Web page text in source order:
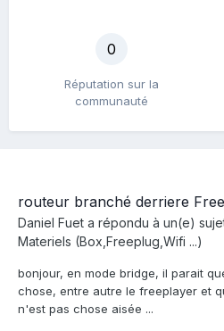
0
Réputation sur la
communauté
routeur branché derriere
Daniel Fuet a répondu à un(e)
Materiels (Box,Freeplug,Wifi ...)
bonjour, en mode bridge, il parait
chose, entre autre le freeplayer et
n'est pas chose aisée ...